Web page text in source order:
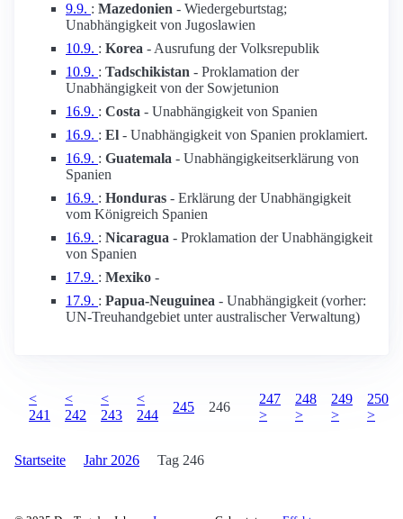
9.9. : Mazedonien - Wiedergeburtstag;
Unabhängigkeit von Jugoslawien
10.9. : Korea - Ausrufung der Volksrepublik
10.9. : Tadschikistan - Proklamation der
Unabhängigkeit von der Sowjetunion
16.9. : Costa - Unabhängigkeit von Spanien
16.9. : El - Unabhängigkeit von Spanien proklamiert.
16.9. : Guatemala - Unabhängigkeitserklärung von
Spanien
16.9. : Honduras - Erklärung der Unabhängigkeit
vom Königreich Spanien
16.9. : Nicaragua - Proklamation der Unabhängigkeit
von Spanien
17.9. : Mexiko -
17.9. : Papua-Neuguinea - Unabhängigkeit (vorher:
UN-Treuhandgebiet unter australischer Verwaltung)
<
241
<
242
<
243
<
244
245 246
247
>
248
>
249
>
250
>
Startseite Jahr 2026 Tag 246